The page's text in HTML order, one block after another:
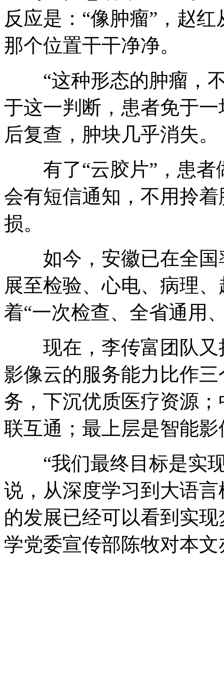
反应是：“像肿瘤”，赵
那个位置干干净净。
“这种形态的肿瘤，不
于这一判断，患者免于
后复查，肿块几乎消失。
有了“云胶片”，患者
会有短信通知，不用拎
损。
如今，安徽已在全国
展至检验、心电、病理
着“一次检查、全省通用
现在，李传富团队又
影像云的服务能力比作
务，下沉优质医疗资源
联互通；最上层是智能
“我们最终目标是实现
说，从深度学习到大语
的发展已经可以看到实
学党委宣传部陈牧对本